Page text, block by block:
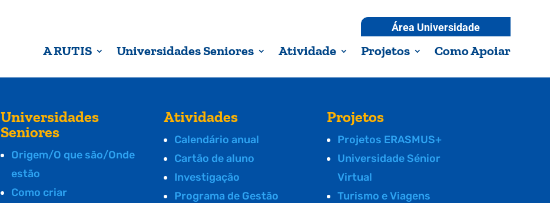
Área Universidade
A RUTIS Universidades Seniores Atividade Projetos Como Apoiar
Universidades
Seniores
Origem/O que são/Onde
estão
Como criar
Atividades
Calendário anual
Cartão de aluno
Investigação
Programa de Gestão
Projetos
Projetos ERASMUS+
Universidade Sénior
Virtual
Turismo e Viagens